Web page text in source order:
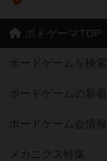
ボドゲーマTOP
ボードゲームを検
ボードゲームの新
ボードゲーム会情報
メカニクス特集